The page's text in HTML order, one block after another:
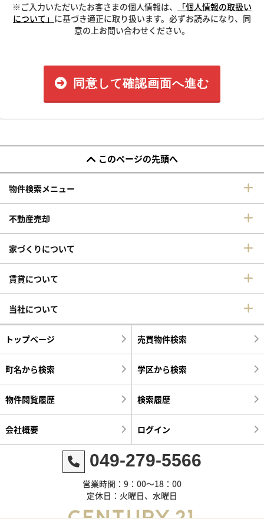
※ご入力いただいたお客さまの個人情報は、
「個人情報の取扱い
について」 に基づき適正に取り扱います。必ずお読みになり、同
意の上お問い合わせください。
同意して確認画面へ進む
このページの先頭へ
物件検索メニュー
不動産売却
家づくりについて
賃貸について
当社について
トップページ 売買物件検索
町名から検索 学区から検索
物件閲覧履歴 検索履歴
会社概要 ログイン
049-279-5566
営業時間：9：00～18：00
定休日：火曜日、水曜日